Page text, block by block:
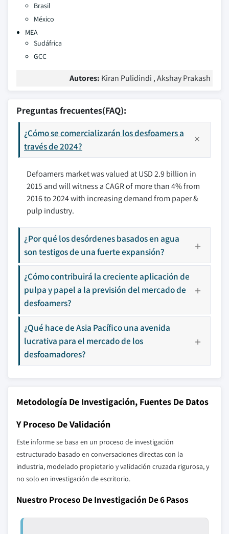
Brasil
México
MEA
Sudáfrica
GCC
Autores: Kiran Pulidindi , Akshay Prakash
Preguntas frecuentes(FAQ):
¿Cómo se comercializarán los desfoamers a
través de 2024?
Defoamers market was valued at USD 2.9 billion in
2015 and will witness a CAGR of more than 4% from
2016 to 2024 with increasing demand from paper &
pulp industry.
¿Por qué los desórdenes basados en agua
son testigos de una fuerte expansión?
¿Cómo contribuirá la creciente aplicación de
pulpa y papel a la previsión del mercado de
desfoamers?
¿Qué hace de Asia Pacífico una avenida
lucrativa para el mercado de los
desfoamadores?
Metodología De Investigación, Fuentes De Datos
Y Proceso De Validación
Este informe se basa en un proceso de investigación
estructurado basado en conversaciones directas con la
industria, modelado propietario y validación cruzada rigurosa, y
no solo en investigación de escritorio.
Nuestro Proceso De Investigación De 6 Pasos